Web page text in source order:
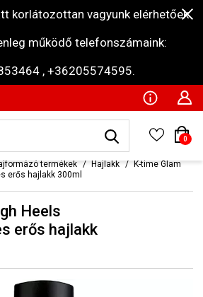
korlátozottan vagyunk elérhetőek
működő telefonszámaink:
, +36205574595.
0
termékek Hajlakk
K-time Glam
erős hajlakk 300ml
Heels
erős hajlakk